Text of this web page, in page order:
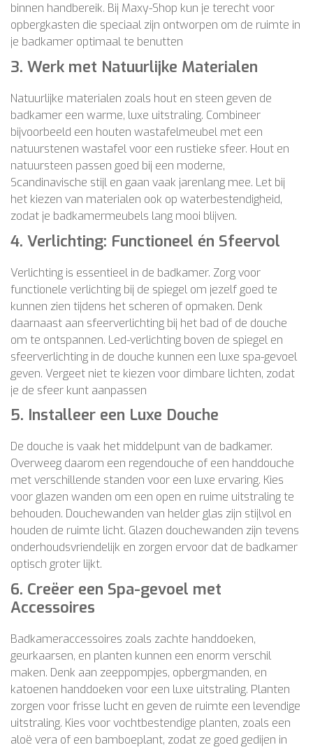
binnen handbereik. Bij Maxy-Shop kun je terecht voor
opbergkasten die speciaal zijn ontworpen om de ruimte in
je badkamer optimaal te benutten​
3. Werk met Natuurlijke Materialen
Natuurlijke materialen zoals hout en steen geven de
badkamer een warme, luxe uitstraling. Combineer
bijvoorbeeld een houten wastafelmeubel met een
natuurstenen wastafel voor een rustieke sfeer. Hout en
natuursteen passen goed bij een moderne,
Scandinavische stijl en gaan vaak jarenlang mee. Let bij
het kiezen van materialen ook op waterbestendigheid,
zodat je badkamermeubels lang mooi blijven.
4. Verlichting: Functioneel én Sfeervol
Verlichting is essentieel in de badkamer. Zorg voor
functionele verlichting bij de spiegel om jezelf goed te
kunnen zien tijdens het scheren of opmaken. Denk
daarnaast aan sfeerverlichting bij het bad of de douche
om te ontspannen. Led-verlichting boven de spiegel en
sfeerverlichting in de douche kunnen een luxe spa-gevoel
geven. Vergeet niet te kiezen voor dimbare lichten, zodat
je de sfeer kunt aanpassen​
5. Installeer een Luxe Douche
De douche is vaak het middelpunt van de badkamer.
Overweeg daarom een regendouche of een handdouche
met verschillende standen voor een luxe ervaring. Kies
voor glazen wanden om een open en ruime uitstraling te
behouden. Douchewanden van helder glas zijn stijlvol en
houden de ruimte licht. Glazen douchewanden zijn tevens
onderhoudsvriendelijk en zorgen ervoor dat de badkamer
optisch groter lijkt.
6. Creëer een Spa-gevoel met
Accessoires
Badkameraccessoires zoals zachte handdoeken,
geurkaarsen, en planten kunnen een enorm verschil
maken. Denk aan zeeppompjes, opbergmanden, en
katoenen handdoeken voor een luxe uitstraling. Planten
zorgen voor frisse lucht en geven de ruimte een levendige
uitstraling. Kies voor vochtbestendige planten, zoals een
aloë vera of een bamboeplant, zodat ze goed gedijen in